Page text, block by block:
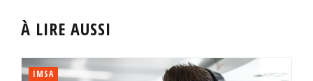
À LIRE AUSSI
IMSA